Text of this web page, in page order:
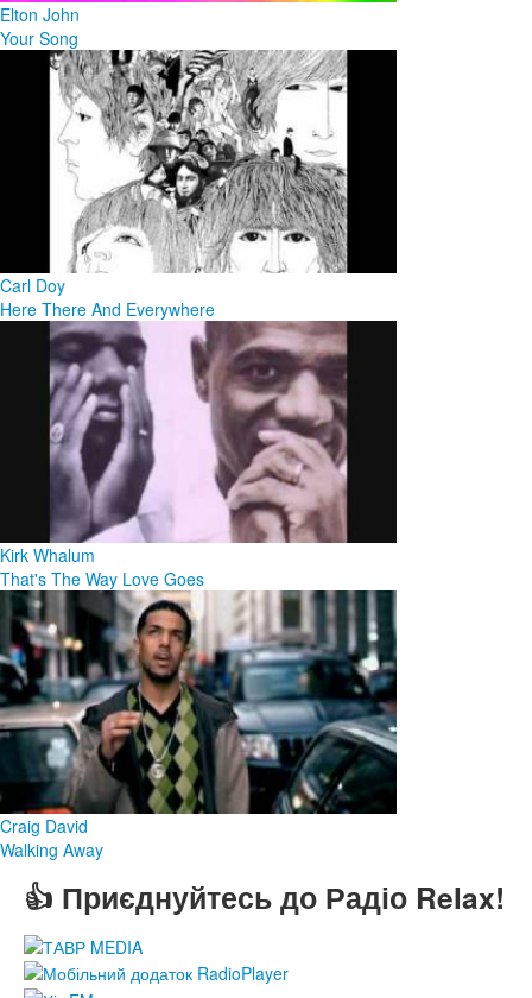
Elton John
Your Song
Carl Doy
Here There And Everywhere
Kirk Whalum
That's The Way Love Goes
Craig David
Walking Away
👍 Приєднуйтесь до Радіо Relax!